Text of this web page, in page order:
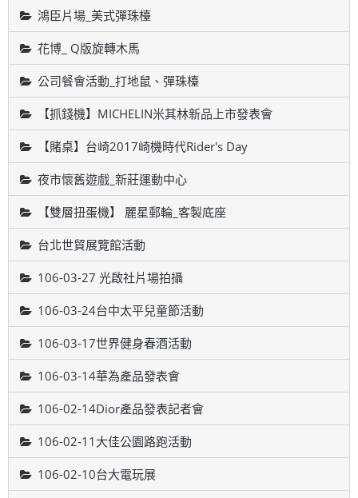
鴻臣片場_美式彈珠檯
花博_ Q版旋轉木馬
公司餐會活動_打地鼠、彈珠檯
【抓錢機】MICHELIN米其林新品上市發表會
【賭桌】台崎2017崎機時代Rider's Day
夜市懷舊遊戲_新莊運動中心
【雙層扭蛋機】 麗星郵輪_客製底座
台北世貿展覽館活動
106-03-27 光啟社片場拍攝
106-03-24台中太平兒童節活動
106-03-17世界健身春酒活動
106-03-14華為產品發表會
106-02-14Dior產品發表記者會
106-02-11大佳公園路跑活動
106-02-10台大電玩展